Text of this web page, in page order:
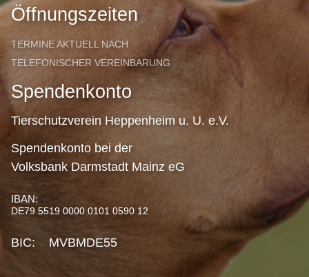
Öffnungszeiten
TERMINE AKTUELL NACH
TELEFONISCHER VEREINBARUNG
Spendenkonto
Tierschutzverein Heppenheim u. U. e.V.
Spendenkonto bei der
Volksbank Darmstadt Mainz eG
IBAN:
DE79 5519 0000 0101 0590 12
BIC: MVBMDE55